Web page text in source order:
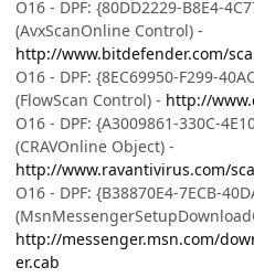
O16 - DPF: {80DD2229-B8E4-
(AvxScanOnline Control) -
http://www.bitdefender.com/
O16 - DPF: {8EC69950-F299-
(FlowScan Control) - http://
O16 - DPF: {A3009861-330C-
(CRAVOnline Object) -
http://www.ravantivirus.com/
O16 - DPF: {B38870E4-7ECB-
http://messenger.msn.com/
er.cab